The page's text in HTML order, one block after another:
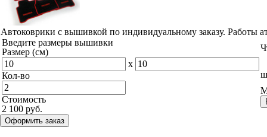
Автоковрики с вышивкой по индивидуальному заказу. Работы
Введите размеры вышивки
Размер (см)
x
Кол-во
Стоимость
2 100 руб.
Оформить заказ